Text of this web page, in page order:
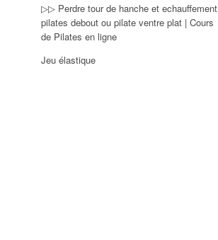
▷▷ Perdre tour de hanche et echauffement
pilates debout ou pilate ventre plat | Cours
de Pilates en ligne
Jeu élastique